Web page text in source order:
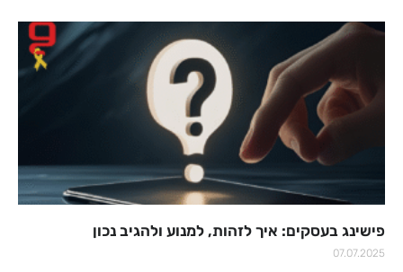
פישינג בעסקים: איך לזהות, למנוע ולהגיב נכון
07.07.2025